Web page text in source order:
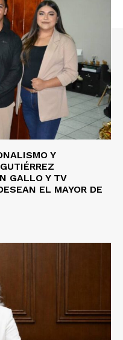
Y
GALLO Y TV
EL MAYOR DE